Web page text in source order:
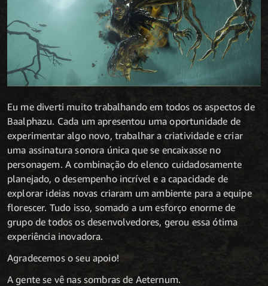
Eu me diverti muito trabalhando em todos os aspectos de
Baalphazu. Cada um apresentou uma oportunidade de
experimentar algo novo, trabalhar a criatividade e criar
uma assinatura sonora única que se encaixasse no
personagem. A combinação do elenco cuidadosamente
planejado, o desempenho incrível e a capacidade de
explorar ideias novas criaram um ambiente para a equipe
florescer. Tudo isso, somado a um esforço enorme de
grupo de todos os desenvolvedores, gerou essa ótima
experiência inovadora.
Agradecemos o seu apoio!
A gente se vê nas sombras de Aeternum.